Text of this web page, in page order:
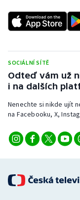
SOCIÁLNÍ SÍTĚ
Odteď vám už
i na dalších
Nenechte si nikde ujít
na Facebooku, X,